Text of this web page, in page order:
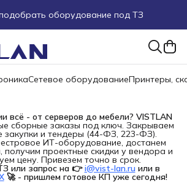
оборудование под ТЗ
наладочные работы
запрос на e-mail или в чат
Сетевое оборудованиеПринтеры,
всё - от серверов до мебели? VISTLAN
сборные заказы под ключ. Закрываем
закупки и тендеры (44-ФЗ, 223-ФЗ).
ИТ-оборудование, достанем
проектные скидки у вендора и
цену. Привезем точно в срок.
или запрос на 👉 i@vist-lan.ru или в
🚀 - пришлем готовое КП уже сегодня!